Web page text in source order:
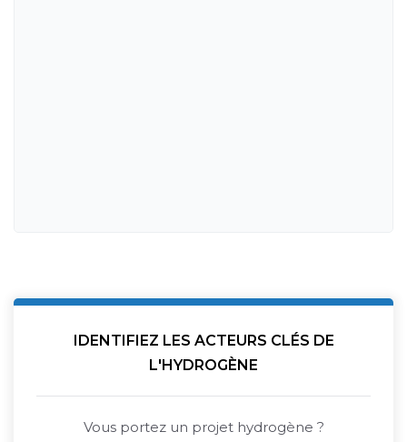
IDENTIFIEZ LES ACTEURS CLÉS DE
L'HYDROGÈNE
Vous portez un projet hydrogène ?